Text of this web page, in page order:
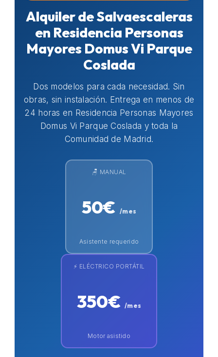
Alquiler de Salvaescaleras
en Residencia Personas
Mayores Domus Vi Parque
Coslada
Dos modelos para cada necesidad. Sin
obras, sin instalación. Entrega en menos de
24 horas en Residencia Personas Mayores
Domus Vi Parque Coslada y toda la
Comunidad de Madrid.
🪑 MANUAL
50€ /mes
Asistente requerido
⚡ ELÉCTRICO PORTÁTIL
350€/mes
Motor asistido